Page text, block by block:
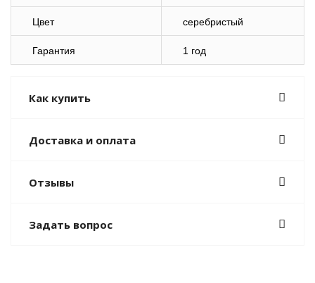
Цвет серебристый
Гарантия 1 год
Как купить
Доставка и оплата
Отзывы
Задать вопрос